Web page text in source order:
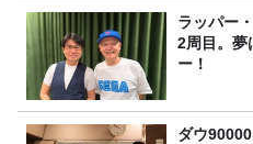
ラッパー
2周目。夢
ー！
ダウ